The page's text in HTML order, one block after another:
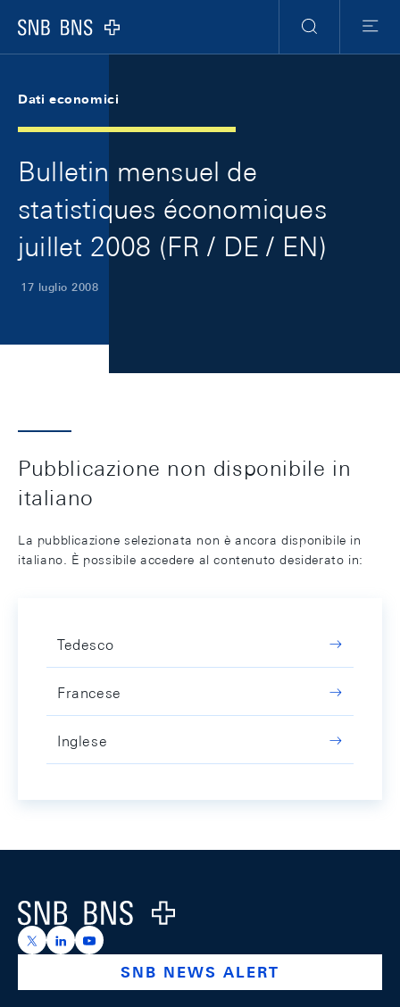
Logo
Ricerca
Menu
Dati economici
Bulletin mensuel de
statistiques économiques
juillet 2008 (FR / DE / EN)
17 luglio 2008
Pubblicazione non disponibile in
italiano
La pubblicazione selezionata non è ancora disponibile in
italiano. È possibile accedere al contenuto desiderato in:
Tedesco
Francese
Inglese
Logo
https://x.com/snb_bns
https://ch.linkedin.com/company/swiss-national-
https://www.youtube.com/@swissnationalbank
SNB NEWS ALERT